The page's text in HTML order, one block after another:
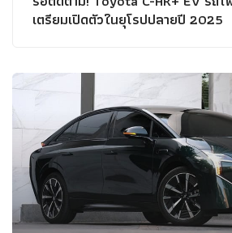
เตรียมเปิดตัวในยุโรปปลายปี 2025